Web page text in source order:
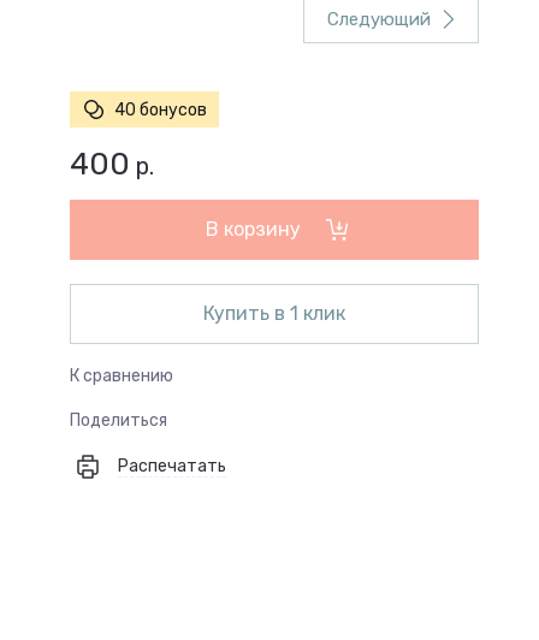
Следующий
40 бонусов
400 р.
В корзину
Купить в 1 клик
К сравнению
Поделиться
Распечатать